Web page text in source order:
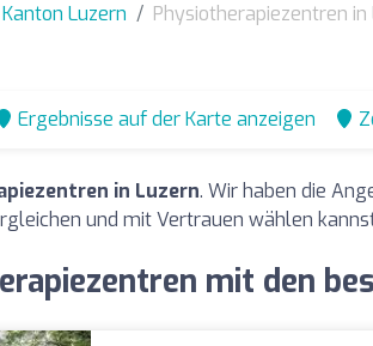
Luzern Physiotherapiezentren in
Ergebnisse auf der Karte anzeigen
in Luzern. Wir haben die
und mit Vertrauen wählen
mit den